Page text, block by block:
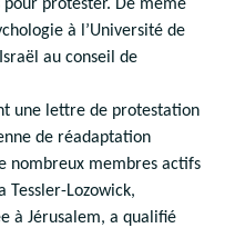
protester. De même
à l’Université de
au conseil de
une lettre de protestation
de réadaptation
nombreux membres actifs
Tessler-Lozowick,
à Jérusalem, a qualifié